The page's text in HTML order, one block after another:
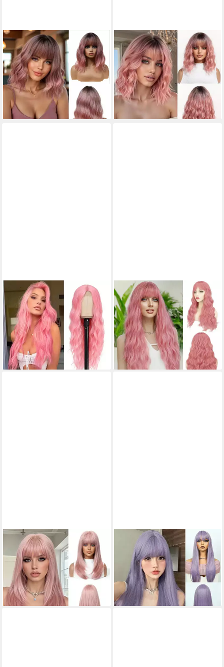
LUXUSKOLLEKTION
Kunsthaarperücke Perücke 14
Zoll Kurz Pony Synthetisch
Damen Gewellt Cosplay
Ombre Rosa
64,95 €
lieferbar - in 4-5 Werktagen bei dir
LUXUSKOLLEKTION
Kunsthaarperücke Perücke
Bob rosa kurz gewellt Pony
synthetisch Ombre
rose(6354-1)
68,95 €
lieferbar - in 5-6 Werktagen bei dir
LUXUSKOLLEKTION
Kunsthaarperücke Perücke
Cosplay Lang Pink Synthetik
Mittelscheitel Damen 28 Inch
Rosa
76,95 €
lieferbar - in 4-5 Werktagen bei dir
LUXUSKOLLEKTION
Kunsthaarperücke Lange
Rosa Perücke mit Pony 66cm
Gewellt Synthetisch für
Frauen
53,95 €
lieferbar - in 4-5 Werktagen bei dir
LUXUSKOLLEKTION
Kunsthaarperücke Perücke
Frauen rosa Pony Haar
Cosplay Party Rosa (1287-10)
68,95 €
lieferbar - in 5-6 Werktagen bei dir
LUXUSKOLLEKTION
Kunsthaarperücke Perücke
Pony Lang Kunsthaar Damen
Party Cosplay Lila Glatt
45,95 €
lieferbar - in 5-6 Werktagen bei dir